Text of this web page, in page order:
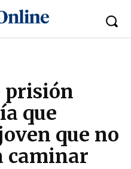
prisión
que
que no
caminar